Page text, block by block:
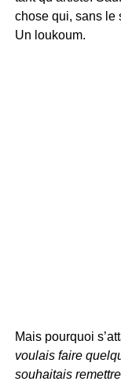
chose qui, sans le
Un loukoum.
Mais pourquoi
voulais faire
souhaitais